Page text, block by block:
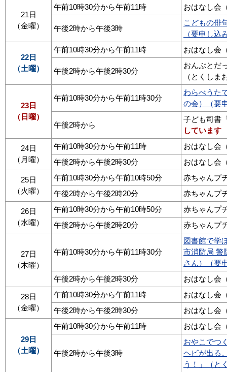
21日
（金曜）
午前10時30分から午前11時 おはなし会
午後2時から午後3時
こどもの俳
（要申し込
22日
（土曜）
午前10時30分から午前11時 おはなし会
午後2時から午後2時30分
おんぶとだ
（とくしま
23日
（日曜）
午前10時30分から午前11時30分
わらべうた
の会）（要
午後2時から
子ども司書
しています
24日
（月曜）
午前10時30分から午前11時
おはなし会
午後2時から午後2時30分
おはなし会
25日
（火曜）
午前10時30分から午前10時50分
赤ちゃんプ
午後2時から午後2時20分
赤ちゃんプ
26日
（水曜）
午前10時30分から午前10時50分
赤ちゃんプ
午後2時から午後2時20分
赤ちゃんプ
27日
（木曜）
午前10時30分から午前11時30分
図書館で学
市消防局 警
さん）（要
午後2時から午後2時30分
おはなし会
28日
（金曜）
午前10時30分から午前11時
おはなし会
午後2時から午後2時30分
おはなし会
29日
（土曜）
午前10時30分から午前11時 おはなし会
午後2時から午後3時
おやこでつ
ヘビが出る
う！」（と